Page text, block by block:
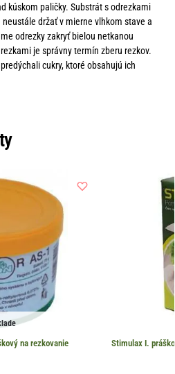
kúskom paličky. Substrát s odrezkami
držať v mierne vlhkom stave a
odrezky zakryť bielou netkanou
je správny termín zberu rezkov.
cukry, ktoré obsahujú ich
na rezkovanie Stimulax I.